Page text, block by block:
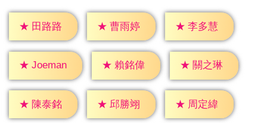
★ 田路路 ★ 曹雨婷 ★ 李多慧
★ Joeman ★ 賴銘偉 ★ 關之琳
★ 陳泰銘 ★ 邱勝翊 ★ 周定緯